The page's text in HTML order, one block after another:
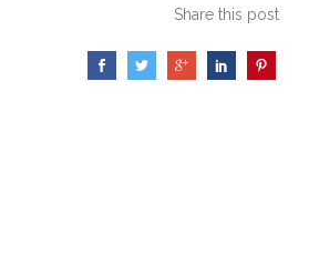
Share this post